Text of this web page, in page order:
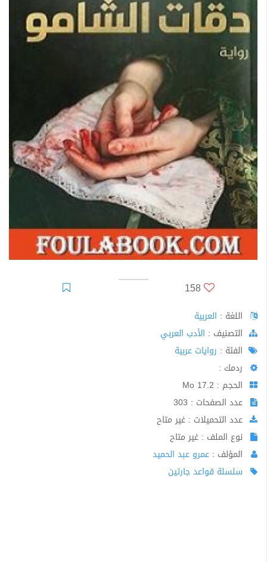
158
اللغة : العربية
اﻟﺘﺼﻨﻴﻒ : الأدب العربي
الفئة : روايات عربية
ردمك :
الحجم : 17.2 Mo
عدد الصفحات : 303
عدد التحميلات : غير متاح
نوع الملف : غير متاح
المؤلف : عمرو عبد الحميد
سلسلة قواعد جارتين